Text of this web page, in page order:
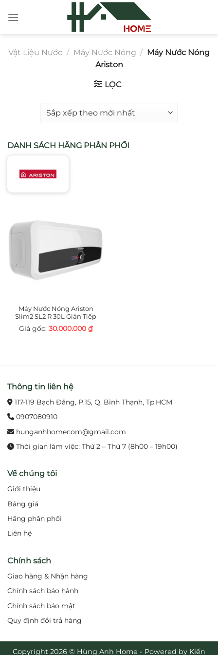
đến
Vật Liệu Nước / Máy Nước Nóng / Máy Nước Nóng
Ariston
LỌC
DANH SÁCH HÃNG PHÂN PHỐI
Máy Nước Nóng Ariston
Slim2 SL2 R 30L Gián Tiếp
30.000.000 ₫
Thông tin liên hệ
117-119 Bạch Đằng, P.15, Q. Bình Thạnh, Tp.HCM
0907080910
hunganhhomecom@gmail.com
Thời gian làm việc: Thứ 2 – Thứ 7 (8h00 – 19h00)
Về chúng tôi
Giới thiệu
Bảng giá
Hãng phân phối
Liên hệ
Chính sách
Giao hàng & Nhận hàng
Chính sách bảo hành
Chính sách bảo mật
Quy định đổi trả hàng
Copyright 2026 © Hùng Anh Home - Powered by Kiến